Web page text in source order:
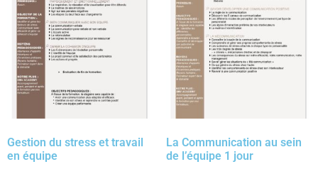
Gestion du stress et travail
en équipe
La Communication au sein
de l’équipe 1 jour